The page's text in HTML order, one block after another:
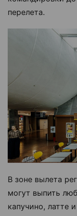
перелета.
В зоне вылета
могут выпить
капучино, латте